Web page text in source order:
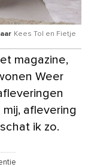
Kees Tol en Fietje
magazine,
Weer
aflevering
ik zo.